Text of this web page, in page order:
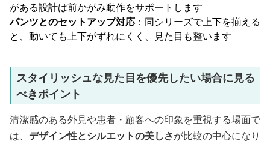
がある設計は前かがみ動作をサポートします
パンツとのセットアップ対応 ：同シリーズで上下を揃える
と、動いても上下がずれにくく、見た目も整います
スタイリッシュな見た目を優先したい場合に見る
べきポイント
清潔感のある外見や患者・顧客への印象を重視する場面で
は、 デザイン性とシルエットの美しさが比較の中心になり